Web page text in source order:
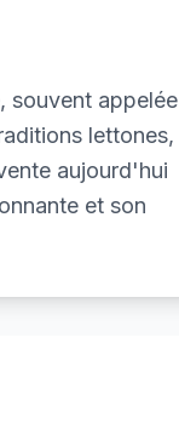
souvent appelée
lettones,
aujourd'hui
et son